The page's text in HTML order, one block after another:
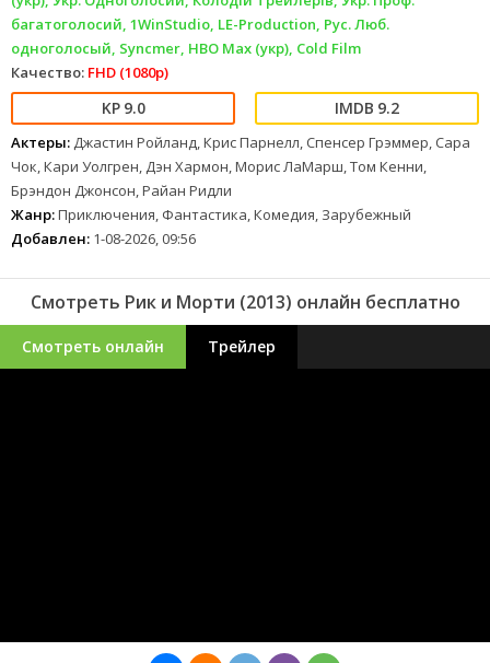
багатоголосий, 1WinStudio, LE-Production, Рус. Люб.
одноголосый, Syncmer, HBO Max (укр), Cold Film
Качество: FHD (1080p)
9.0 9.2
Актеры: Джастин Ройланд, Крис Парнелл, Спенсер Грэммер, Сара
Чок, Кари Уолгрен, Дэн Хармон, Морис ЛаМарш, Том Кенни,
Брэндон Джонсон, Райан Ридли
Жанр:Приключения, Фантастика, Комедия, Зарубежный
Добавлен: 1-08-2026, 09:56
Смотреть Рик и Морти (2013) онлайн бесплатно
Смотреть онлайн Трейлер